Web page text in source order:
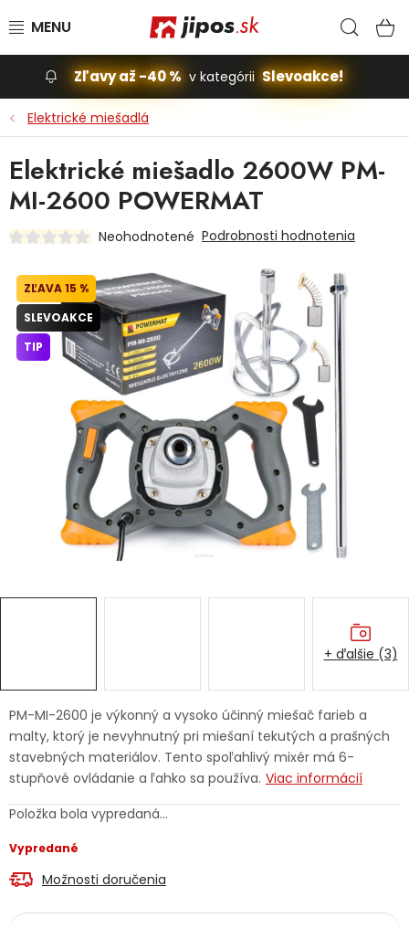
Slevoakce
Stavba, dom
Dielňa
Príslušenstvo pre automobily
Vybavenie a hračky pre deti
Domácnosť
Ochranné pracovné pomôcky
Vianoce
Fotovoltaika
Značky
Reklamačný formulár
Odstúpenie v lehote 14 dní
Obchodné podmienky
Reklamačný poriadok
Podmienky ochrany osobných údajov
Přihlášení
Registrace+
Zľavy až -40 % v kategórii Slevoakce!
Elektrické miešadlá
PM-MI-2600 je výkonný a vysoko účinný miešač farieb a
malty, ktorý je nevyhnutný pri miešaní tekutých a prašných
stavebných materiálov. Tento spoľahlivý mixér má 6-
stupňové ovládanie a ľahko sa používa. Viac informácií
Položka bola vypredaná…
Vypredané
Možnosti doručenia
Elektrické miešadlo 2600W PM-
MI-2600 POWERMAT
Neohodnotené Podrobnosti hodnotenia
15 %
SLEVOAKCE
TIP
+ ďalšie (3)